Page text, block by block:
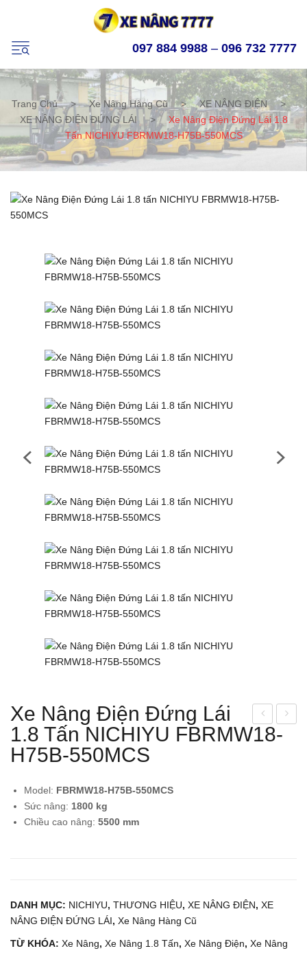
097 884 9988 – 096 732 7777
Trang Chủ > Xe Nâng Hàng Cũ > XE NÂNG ĐIỆN
>
XE NÂNG ĐIỆN ĐỨNG LÁI
>
Xe Nâng Điện Đứng Lái 1.8
Tấn NICHIYU FBRMW18-H75B-550MCS
e
MA
U
U
Xe Nâng Điện Đứng Lái
1.8 Tấn NICHIYU FBRMW18-
H75B-550MCS
Model: FBRMW18-H75B-550MCS
Sức nâng: 1800 kg
Chiều cao nâng: 5500 mm
DANH MỤC: NICHIYU, THƯƠNG HIỆU, XE NÂNG ĐIỆN, XE
NÂNG ĐIỆN ĐỨNG LÁI, Xe Nâng Hàng Cũ
TỪ KHÓA: Xe Nâng, Xe Nâng 1.8 Tấn, Xe Nâng Điện, Xe Nâng